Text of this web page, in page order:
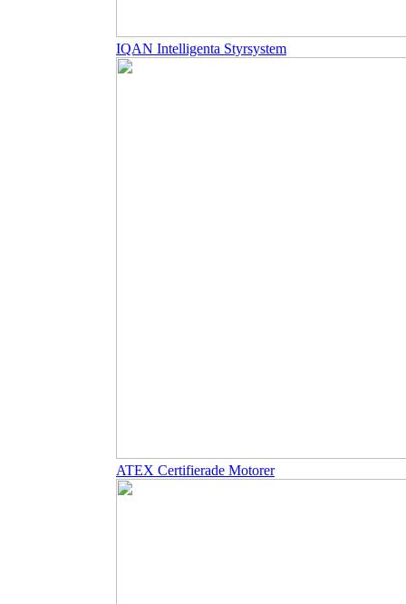
IQAN Intelligenta Styrsystem
ATEX Certifierade Motorer